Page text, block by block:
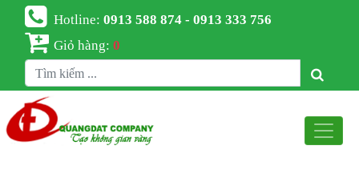
Hotline:0913 588 874 - 0913 333 756
Giỏ hàng:0